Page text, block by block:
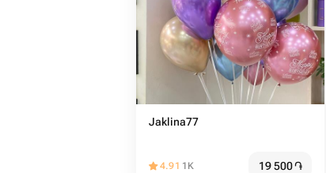
Jaklina77
4.91 1K 19 500֏